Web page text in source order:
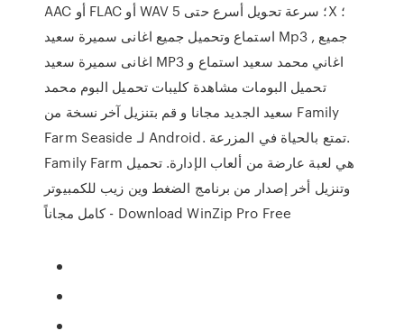
AAC أو FLAC أو WAV ؛ سرعة تحويل أسرع حتى 5X ؛
استماع وتحميل جميع اغانى سميرة سعيد Mp3 , جميع
اغانى سميرة سعيد MP3 اغاني محمد سعيد استماع و
تحميل البومات مشاهدة كليبات تحميل البوم محمد
سعيد الجديد مجانا و قم بتنزيل آخر نسخة من Family
Farm Seaside لـ Android. تمتع بالحياة في المزرعة.
Family Farm هي لعبة عارضة من ألعاب الإدارة. تحميل
وتنزيل أخر إصدار من برنامج الضغط وين زيب للكمبيوتر
كامل مجاناً - Download WinZip Pro Free